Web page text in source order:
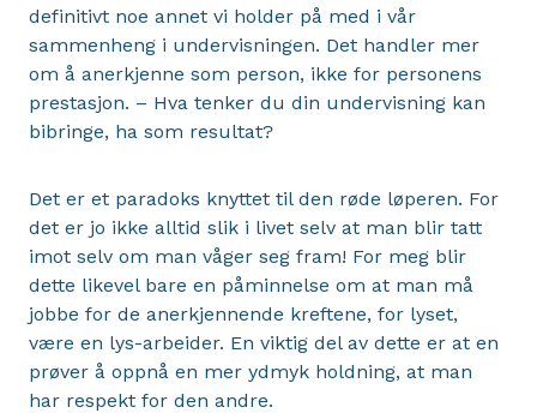
definitivt noe annet vi holder på med i vår
sammenheng i undervisningen. Det handler mer
om å anerkjenne som person, ikke for personens
prestasjon. – Hva tenker du din undervisning kan
bibringe, ha som resultat?
Det er et paradoks knyttet til den røde løperen. For
det er jo ikke alltid slik i livet selv at man blir tatt
imot selv om man våger seg fram! For meg blir
dette likevel bare en påminnelse om at man må
jobbe for de anerkjennende kreftene, for lyset,
være en lys-arbeider. En viktig del av dette er at en
prøver å oppnå en mer ydmyk holdning, at man
har respekt for den andre.